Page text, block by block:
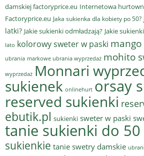
damskiej factoryprice.eu Internetowa
Factoryprice.eu Jaka sukienka dla kobiety po 50?
latki? Jakie sukienki odmładzają? Jakie
lato kolorowy sweter w paski
ubrania markowe ubrania wyprzedaż mohito
wyprzedaż Monnari
sukienek onlinehurt orsay
reserved sukienki
ebutik.pl sukienki sweter w paski
tanie sukienki do 50
sukienkie tanie swetry damskie